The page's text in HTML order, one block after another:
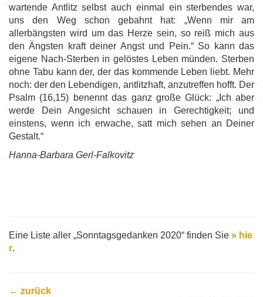
wartende Antlitz selbst auch einmal ein sterbendes war,
uns den Weg schon gebahnt hat: „Wenn mir am
allerbängsten wird um das Herze sein, so reiß mich aus
den Ängsten kraft deiner Angst und Pein.“ So kann das
eigene Nach-Sterben in gelöstes Leben münden. Sterben
ohne Tabu kann der, der das kommende Leben liebt. Mehr
noch: der den Lebendigen, antlitzhaft, anzutreffen hofft. Der
Psalm (16,15) benennt das ganz große Glück: „Ich aber
werde Dein Angesicht schauen in Gerechtigkeit; und
einstens, wenn ich erwache, satt mich sehen an Deiner
Gestalt.“
Hanna-Barbara Gerl-Falkovitz
Eine Liste aller „Sonntagsgedanken 2020“ finden Sie » hie
r.
← zurück